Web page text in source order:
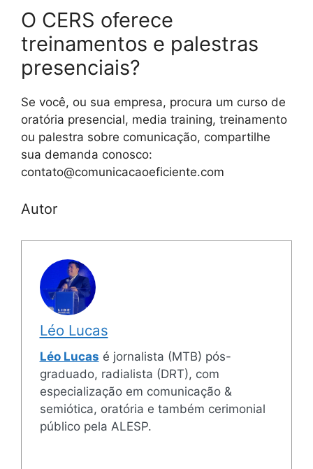
O CERS oferece
treinamentos e palestras
presenciais?
Se você, ou sua empresa, procura um curso de
oratória presencial, media training, treinamento
ou palestra sobre comunicação, compartilhe
sua demanda conosco:
contato@comunicacaoeficiente.com
Autor
Léo Lucas
Léo Lucas é jornalista (MTB) pós-
graduado, radialista (DRT), com
especialização em comunicação &
semiótica, oratória e também cerimonial
público pela ALESP.